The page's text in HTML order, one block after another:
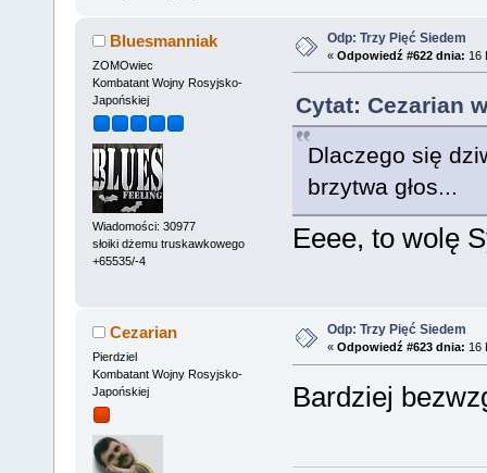
Bluesmanniak
ZOMOwiec
Kombatant Wojny Rosyjsko-
Japońskiej
Wiadomości: 30977
słoiki dżemu truskawkowego
+65535/-4
Odp: Trzy Pięć Siedem
« Odpowiedź #622 dnia: 16
Cytat: Cezarian
Dlaczego się
brzytwa głos...
Eeee, to wolę
Cezarian
Pierdziel
Kombatant Wojny Rosyjsko-
Japońskiej
Odp: Trzy Pięć Siedem
« Odpowiedź #623 dnia: 16
Bardziej